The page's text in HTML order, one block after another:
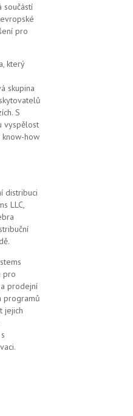
součástí
pro
který
skupina
S
vyspělost
how
distribuci
LLC,
pro
prodejní
programů
jejich